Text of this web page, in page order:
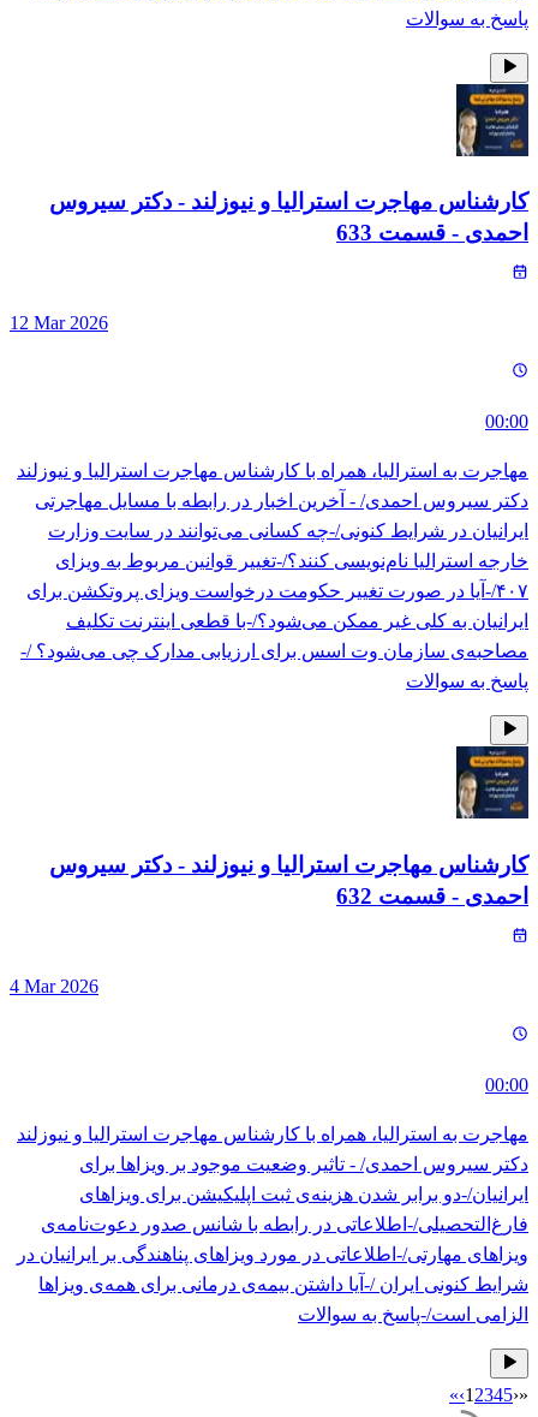
پاسخ به سوالات
کارشناس مهاجرت استرالیا و نیوزلند - دکتر سیروس
احمدی - قسمت 633
12 Mar 2026
00:00
مهاجرت به استرالیا، همراه با کارشناس مهاجرت استرالیا و نیوزلند
دکتر سیروس احمدی/ - آخرین اخبار در رابطه با مسایل مهاجرتی
ایرانیان در شرایط کنونی/-چه کسانی می‌توانند در سایت وزارت
خارجه استرالیا نام‌نویسی کنند؟/-تغییر قوانین مربوط به ویزای
۴۰۷/-آیا در صورت تغییر حکومت درخواست ویزای پروتکشن برای
ایرانیان به کلی غیر ممکن می‌شود؟/-با قطعی اینترنت تکلیف
مصاحبه‌ی سازمان وت اسس برای ارزیابی مدارک چی می‌شود؟ /-
پاسخ به سوالات
کارشناس مهاجرت استرالیا و نیوزلند - دکتر سیروس
احمدی - قسمت 632
4 Mar 2026
00:00
مهاجرت به استرالیا، همراه با کارشناس مهاجرت استرالیا و نیوزلند
دکتر سیروس احمدی/ - تاثیر وضعیت موجود بر ویزاها برای
ایرانیان/-دو برابر شدن هزینه‌ی ثبت اپلیکیشن برای ویزاهای
فارغ‌التحصیلی/-اطلاعاتی در رابطه با شانس صدور دعوت‌نامه‌‌ی
ویزاهای مهارتی/-اطلاعاتی در مورد ویزاهای پناهندگی بر ایرانیان در
شرایط کنونی ایران /-آیا داشتن بیمه‌ی درمانی برای همه‌ی ویزاها
الزامی است/-پاسخ به سوالات
«
‹
1 2345
›
»